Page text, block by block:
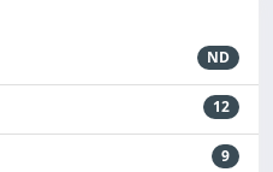
ND
12
9